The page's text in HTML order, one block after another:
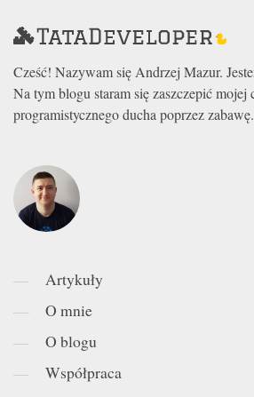
Cześć! Nazywam się Andrzej Mazur.
Na tym blogu staram się zaszczepić mojej
programistycznego ducha poprzez zabawę.
Artykuły
O mnie
O blogu
Współpraca